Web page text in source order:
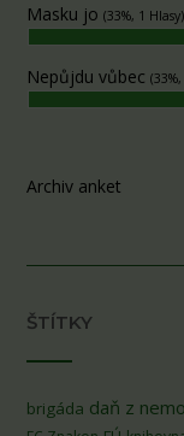
Masku jo (33%, 1 Hlasy)
Nepůjdu vůbec
Archiv anket
ŠTÍTKY
brigáda daň z